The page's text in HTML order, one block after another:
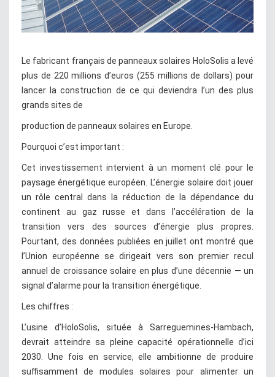
Le fabricant français de panneaux solaires HoloSolis a levé
plus de 220 millions d’euros (255 millions de dollars) pour
lancer la construction de ce qui deviendra l’un des plus
grands sites de
production de panneaux solaires en Europe.
Pourquoi c’est important :
Cet investissement intervient à un moment clé pour le
paysage énergétique européen. L’énergie solaire doit jouer
un rôle central dans la réduction de la dépendance du
continent au gaz russe et dans l’accélération de la
transition vers des sources d’énergie plus propres.
Pourtant, des données publiées en juillet ont montré que
l’Union européenne se dirigeait vers son premier recul
annuel de croissance solaire en plus d’une décennie — un
signal d’alarme pour la transition énergétique.
Les chiffres :
L’usine d’HoloSolis, située à Sarreguemines-Hambach,
devrait atteindre sa pleine capacité opérationnelle d’ici
2030. Une fois en service, elle ambitionne de produire
suffisamment de modules solaires pour alimenter un